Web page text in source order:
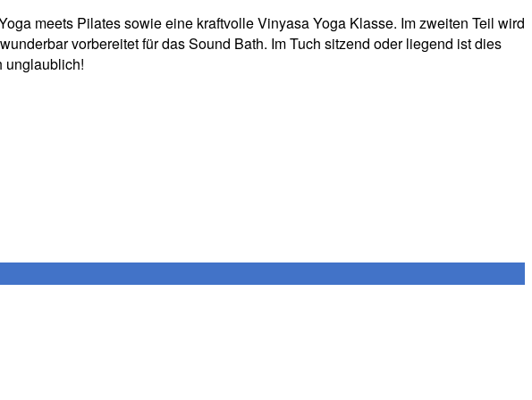
meets Pilates sowie eine kraftvolle Vinyasa Yoga Klasse. Im zweiten Teil wird
vorbereitet für das Sound Bath. Im Tuch sitzend oder liegend ist dies
unglaublich!